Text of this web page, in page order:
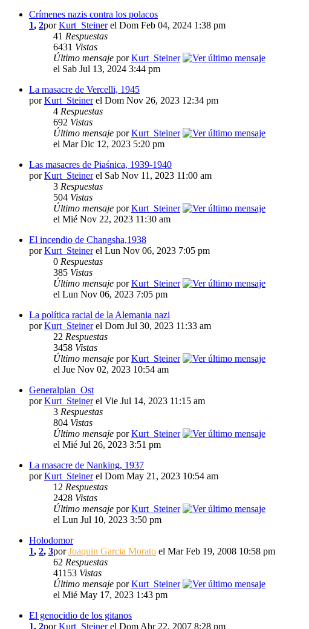
Crímenes nazis contra los polacos
1, 2porKurt_Steinerel Dom Feb 04, 2024 1:38 pm
41 Respuestas
6431 Vistas
Último mensaje porKurt_Steiner
el Sab Jul 13, 2024 3:44 pm
La masacre de Vercelli, 1945
porKurt_Steinerel Dom Nov 26, 2023 12:34 pm
4 Respuestas
692 Vistas
Último mensaje porKurt_Steiner
el Mar Dic 12, 2023 5:20 pm
Las masacres de Piaśnica, 1939-1940
porKurt_Steinerel Sab Nov 11, 2023 11:00 am
3 Respuestas
504 Vistas
Último mensaje porKurt_Steiner
el Mié Nov 22, 2023 11:30 am
El incendio de Changsha,1938
porKurt_Steinerel Lun Nov 06, 2023 7:05 pm
0 Respuestas
385 Vistas
Último mensaje porKurt_Steiner
el Lun Nov 06, 2023 7:05 pm
La política racial de la Alemania nazi
porKurt_Steinerel Dom Jul 30, 2023 11:33 am
22 Respuestas
3458 Vistas
Último mensaje porKurt_Steiner
el Jue Nov 02, 2023 10:54 am
Generalplan_Ost
porKurt_Steinerel Vie Jul 14, 2023 11:15 am
3 Respuestas
804 Vistas
Último mensaje porKurt_Steiner
el Mié Jul 26, 2023 3:51 pm
La masacre de Nanking, 1937
porKurt_Steinerel Dom May 21, 2023 10:54 am
12 Respuestas
2428 Vistas
Último mensaje porKurt_Steiner
el Lun Jul 10, 2023 3:50 pm
Holodomor
1, 2, 3porJoaquin Garcia Morato el Mar Feb 19, 2008 10:58 pm
62 Respuestas
41153 Vistas
Último mensaje porKurt_Steiner
el Mié May 17, 2023 1:43 pm
El genocidio de los gitanos
1, 2porKurt_Steinerel Dom Abr 22, 2007 8:28 pm